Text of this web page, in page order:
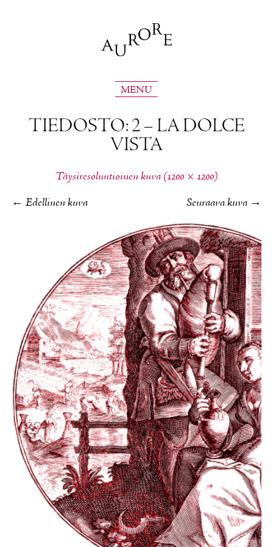
MENU
TIE­DOS­TO: 2 – LA DOLCE
VIS­TA
Täy­si­re­so­luu­tioi­nen ku­va (1200 × 1200)
← Edellinen kuva Seuraava kuva →